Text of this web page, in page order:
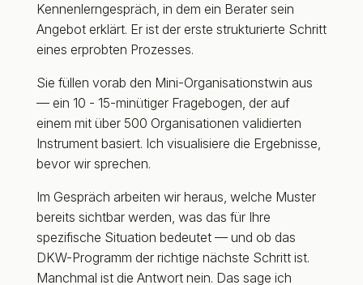
Kennenlerngespräch, in dem ein Berater sein
Angebot erklärt. Er ist der erste strukturierte Schritt
eines erprobten Prozesses.
Sie füllen vorab den Mini-Organisationstwin aus
— ein 10 - 15-minütiger Fragebogen, der auf
einem mit über 500 Organisationen validierten
Instrument basiert. Ich visualisiere die Ergebnisse,
bevor wir sprechen.
Im Gespräch arbeiten wir heraus, welche Muster
bereits sichtbar werden, was das für Ihre
spezifische Situation bedeutet — und ob das
DKW-Programm der richtige nächste Schritt ist.
Manchmal ist die Antwort nein. Das sage ich